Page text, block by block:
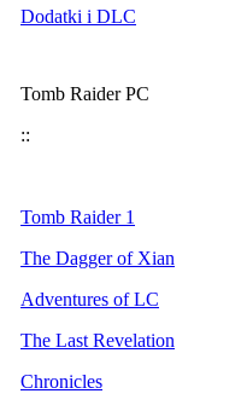
Dodatki i DLC
Tomb Raider PC
::
Tomb Raider 1
The Dagger of Xian
Adventures of LC
The Last Revelation
Chronicles